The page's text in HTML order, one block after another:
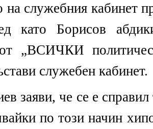
на служебния кабинет
като Борисов
от „ВСИЧКИ
служебен кабинет.
заяви, че се е
по този начин